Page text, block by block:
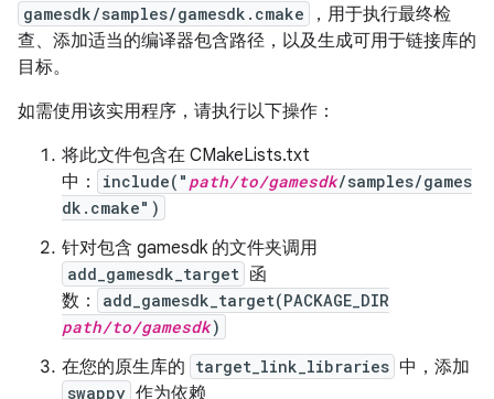
gamesdk/samples/gamesdk.cmake
，用于执行最终检
查、添加适当的编译器包含路径，以及生成可用于链接库的
目标。
如需使用该实用程序，请执行以下操作：
将此文件包含在 CMakeLists.txt
中：
include(" path/to/gamesdk/samples/games
dk.cmake")
针对包含 gamesdk 的文件夹调用
add_gamesdk_target 函
数：
add_gamesdk_target(PACKAGE_DIR
path/to/gamesdk)
在您的原生库的 target_link_libraries 中，添加
swappy 作为依赖